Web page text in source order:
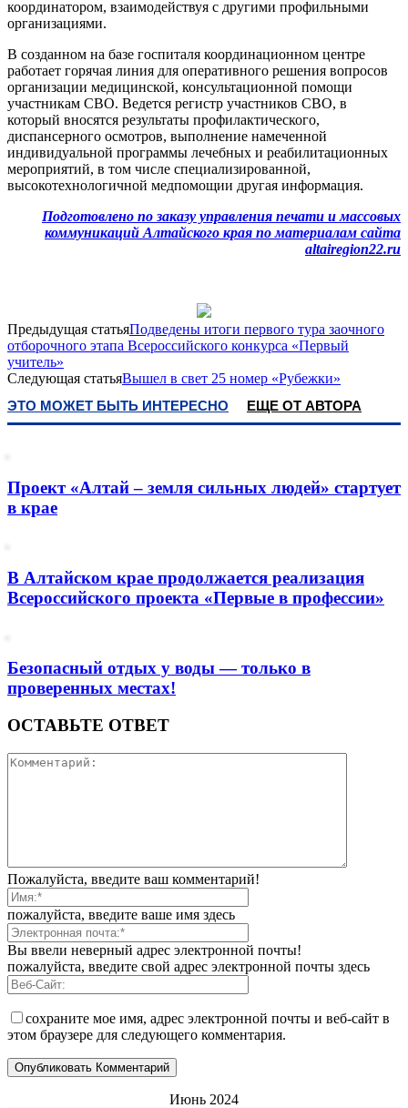
координатором, взаимодействуя с другими профильными
организациями.
В созданном на базе госпиталя координационном центре
работает горячая линия для оперативного решения вопросов
организации медицинской, консультационной помощи
участникам СВО. Ведется регистр участников СВО, в
который вносятся результаты профилактического,
диспансерного осмотров, выполнение намеченной
индивидуальной программы лечебных и реабилитационных
мероприятий, в том числе специализированной,
высокотехнологичной медпомощии другая информация.
Подготовлено по заказу управления печати и массовых
коммуникаций Алтайского края по материалам сайта
altairegion22.ru
Предыдущая статьяПодведены итоги первого тура заочного
отборочного этапа Всероссийского конкурса «Первый
учитель»
Следующая статьяВышел в свет 25 номер «Рубежки»
ЭТО МОЖЕТ БЫТЬ ИНТЕРЕСНО ЕЩЕ ОТ АВТОРА
Проект «Алтай – земля сильных людей» стартует
в крае
В Алтайском крае продолжается реализация
Всероссийского проекта «Первые в профессии»
Безопасный отдых у воды — только в
проверенных местах!
ОСТАВЬТЕ ОТВЕТ
Пожалуйста, введите ваш комментарий!
пожалуйста, введите ваше имя здесь
Вы ввели неверный адрес электронной почты!
пожалуйста, введите свой адрес электронной почты здесь
сохраните мое имя, адрес электронной почты и веб-сайт в
этом браузере для следующего комментария.
Июнь 2024